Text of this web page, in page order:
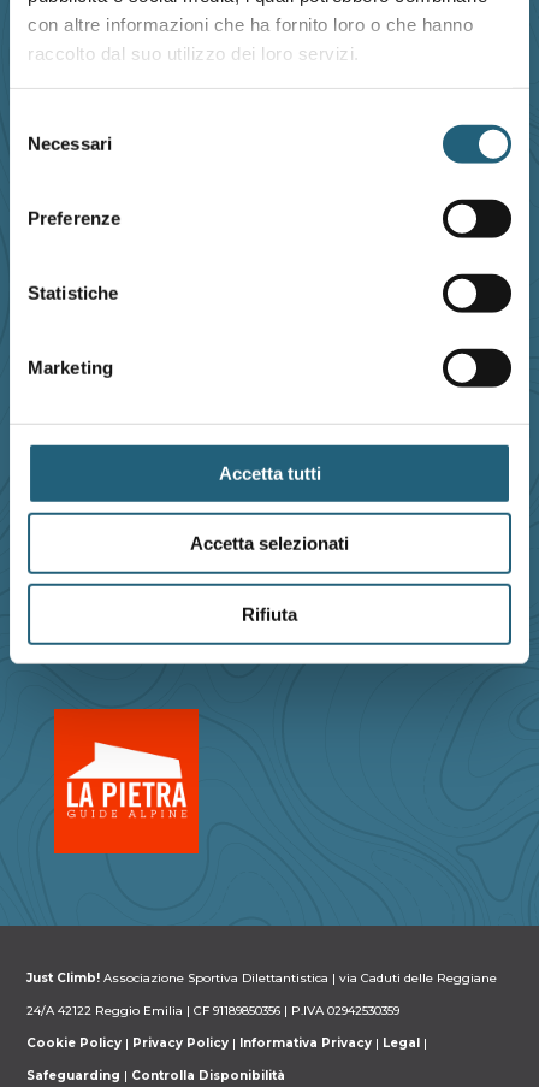
con altre informazioni che ha fornito loro o che hanno
raccolto dal suo utilizzo dei loro servizi.
delNecessari
Preferenze
Statistiche
Marketing
Accetta tutti
Accetta selezionati
Rifiuta
INDIRIZZO
Reggio Emilia - Zona Campovolo
EMAIL
TELEFONO
PARTNER
Just Climb! Associazione Sportiva Dilettantistica | via Caduti delle Reggiane
24/A 42122 Reggio Emilia | CF 91189850356 | P.IVA 02942530359
Cookie Policy | Privacy Policy | Informativa Privacy | Legal |
Safeguarding | Controlla Disponibilità